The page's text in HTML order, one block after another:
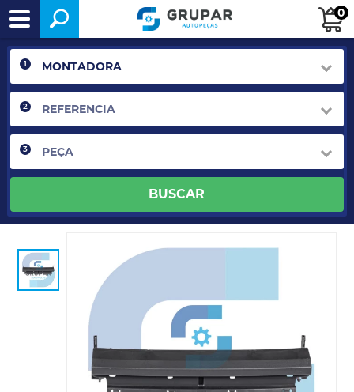
0
1
2
3
BUSCAR